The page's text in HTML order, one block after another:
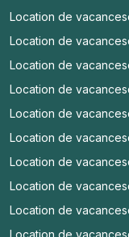
Location de vacances
Location de vacances
Location de vacances
Location de vacances
Location de vacances
Location de vacances
Location de vacances
Location de vacances
Location de vacances
Location de vacances